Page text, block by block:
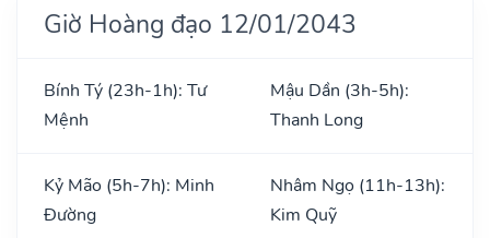
Giờ Hoàng đạo 12/01/2043
Bính Tý (23h-1h): Tư
Mệnh
Mậu Dần (3h-5h):
Thanh Long
Kỷ Mão (5h-7h): Minh
Đường
Nhâm Ngọ (11h-13h):
Kim Quỹ